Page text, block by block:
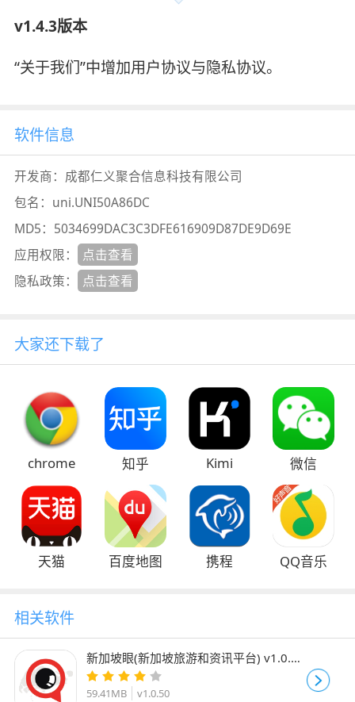
v1.4.3版本
“关于我们”中增加用户协议与隐私协议。
软件信息
开发商： 成都仁义聚合信息科技有限公司
包名： uni.UNI50A86DC
MD5： 5034699DAC3C3DFE616909D87DE9D69E
应用权限：
点击查看
隐私政策：
点击查看
大家还下载了
chrome 知乎 Kimi 微信
天猫 百度地图 携程 QQ音乐
相关软件
新加坡眼(新加坡旅游和资讯平台) v1.0.50
安卓版
59.41MB v1.0.50